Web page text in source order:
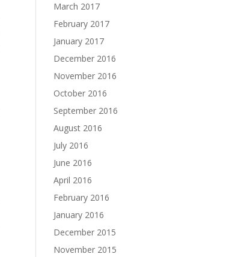
March 2017
February 2017
January 2017
December 2016
November 2016
October 2016
September 2016
August 2016
July 2016
June 2016
April 2016
February 2016
January 2016
December 2015
November 2015